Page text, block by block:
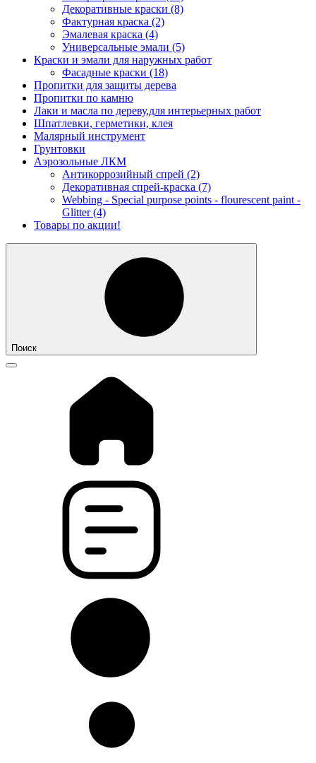
Декоративные краски (8)
Фактурная краска (2)
Эмалевая краска (4)
Универсальные эмали (5)
Краски и эмали для наружных работ
Фасадные краски (18)
Пропитки для защиты дерева
Пропитки по камню
Лаки и масла по дереву,для интерьерных работ
Шпатлевки, герметики, клея
Малярный инструмент
Грунтовки
Аэрозольные ЛКМ
Антикоррозийный спрей (2)
Декоративная спрей-краска (7)
Webbing - Special purpose points - flourescent paint -
Glitter (4)
Товары по акции!
Поиск